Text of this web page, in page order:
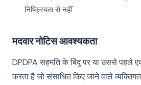
निष्क्रियता से नहीं
मदवार नोटिस आवश्यकता
DPDPA सहमति के बिंदु पर या उससे पहले
करता है जो संसाधित किए जाने वाले